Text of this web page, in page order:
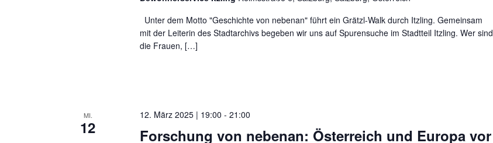
Unter dem Motto "Geschichte von nebenan" führt ein Grätzl-Walk durch Itzling. Gemeinsam
mit der Leiterin des Stadtarchivs begeben wir uns auf Spurensuche im Stadtteil Itzling. Wer sind
die Frauen, […]
MI.
12 Forschung von nebenan: Österreich und Europa vor
12. März 2025 | 19:00 -21:00